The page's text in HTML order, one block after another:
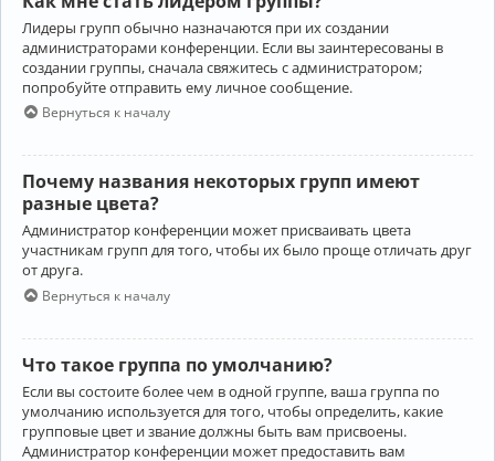
Лидеры групп обычно назначаются при их создании
администраторами конференции. Если вы заинтересованы в
создании группы, сначала свяжитесь с администратором;
попробуйте отправить ему личное сообщение.
Вернуться к началу
Почему названия некоторых групп имеют
разные цвета?
Администратор конференции может присваивать цвета
участникам групп для того, чтобы их было проще отличать друг
от друга.
Вернуться к началу
Что такое группа по умолчанию?
Если вы состоите более чем в одной группе, ваша группа по
умолчанию используется для того, чтобы определить, какие
групповые цвет и звание должны быть вам присвоены.
Администратор конференции может предоставить вам